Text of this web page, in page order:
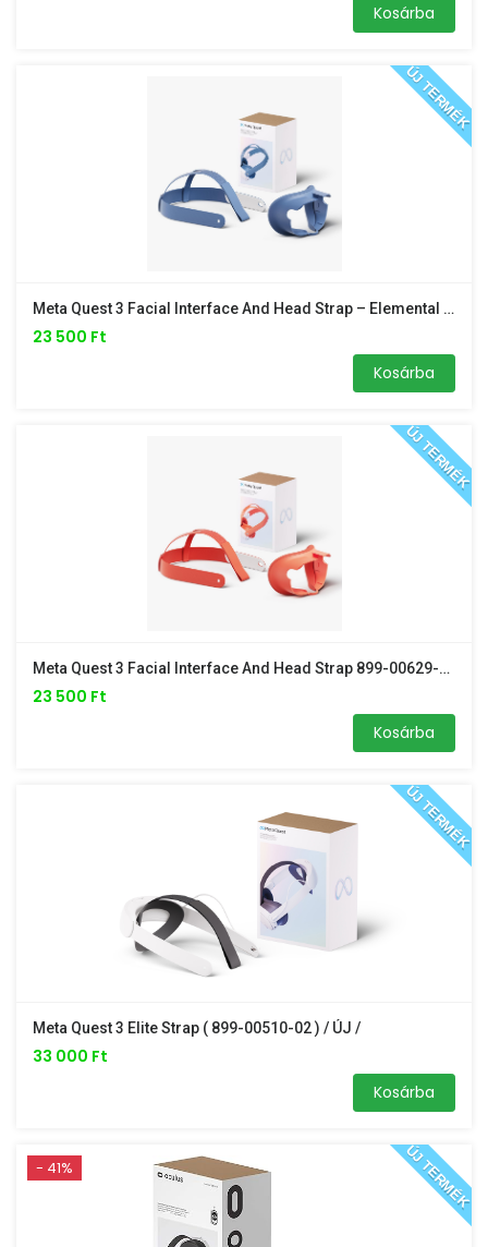
Kosárba
ÚJ TERMÉK
Meta Quest 3 Facial Interface And Head Strap – Elemental Blue 899-00630-01 /arcpárna És Fejpánt/
23 500 Ft
Kosárba
ÚJ TERMÉK
Meta Quest 3 Facial Interface And Head Strap 899-00629-01
23 500 Ft
Kosárba
ÚJ TERMÉK
Meta Quest 3 Elite Strap ( 899-00510-02 ) / ÚJ /
33 000 Ft
Kosárba
- 41% ÚJ TERMÉK